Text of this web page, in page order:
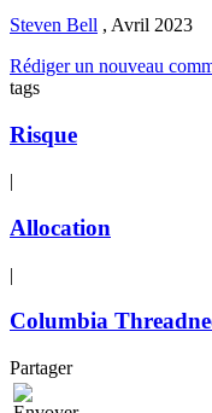
Steven Bell , Avril 2023
Rédiger un nouveau
tags
Risque
|
Allocation
|
Columbia
Partager